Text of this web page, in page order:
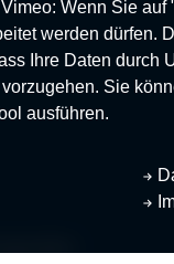
Wenn Sie
werden
Ihre Daten
Sie
ausführen.